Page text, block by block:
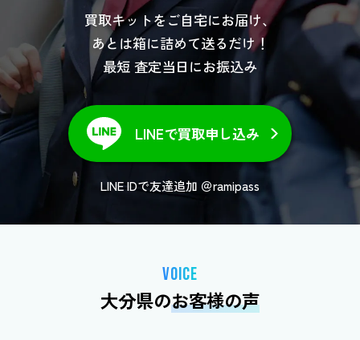
買取キットをご自宅にお届け、
あとは箱に詰めて送るだけ！
最短 査定当日にお振込み
LINEで買取申し込み
LINE IDで友達追加 ＠ramipass
VOICE
大分県のお客様の声